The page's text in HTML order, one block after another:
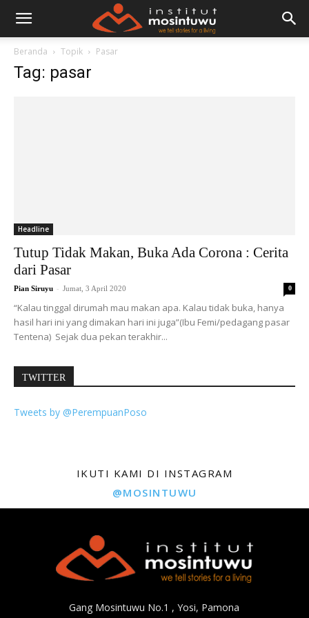
Beranda Topik Pasar
Tag: pasar
Headline
Tutup Tidak Makan, Buka Ada Corona : Cerita
dari Pasar
Pian Siruyu - Jumat, 3 April 2020 0
“Kalau tinggal dirumah mau makan apa. Kalau tidak buka, hanya
hasil hari ini yang dimakan hari ini juga”(Ibu Femi/pedagang pasar
Tentena) Sejak dua pekan terakhir...
TWITTER
Tweets by @PerempuanPoso
IKUTI KAMI DI INSTAGRAM
@MOSINTUWU
Gang Mosintuwu No.1 , Yosi, Pamona